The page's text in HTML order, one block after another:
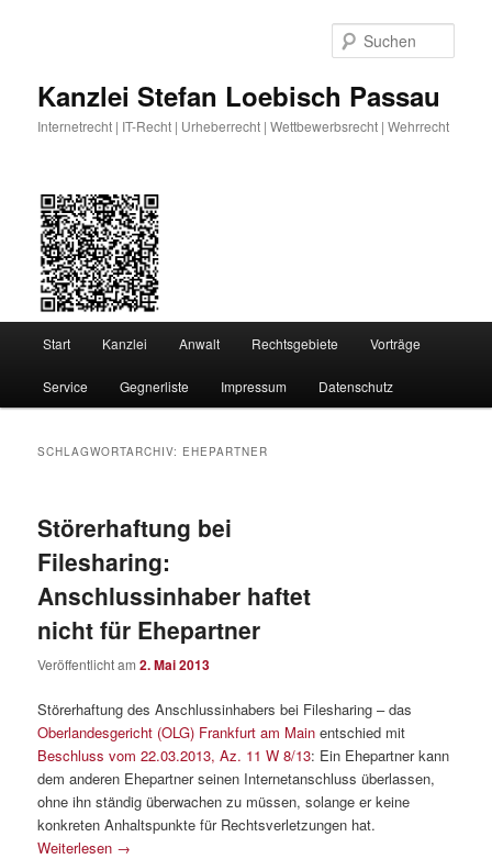
Kanzlei Stefan Loebisch Passau
Internetrecht | IT-Recht | Urheberrecht | Wettbewerbsrecht | Wehrrecht
Start Kanzlei Anwalt Rechtsgebiete Vorträge
Service Gegnerliste Impressum Datenschutz
SCHLAGWORTARCHIV: EHEPARTNER
Störerhaftung bei
Filesharing:
Anschlussinhaber haftet
nicht für Ehepartner
Veröffentlicht am2. Mai 2013
Störerhaftung des Anschlussinhabers bei Filesharing – das
Oberlandesgericht (OLG) Frankfurt am Main entschied mit
Beschluss vom 22.03.2013, Az. 11 W 8/13: Ein Ehepartner kann
dem anderen Ehepartner seinen Internetanschluss überlassen,
ohne ihn ständig überwachen zu müssen, solange er keine
konkreten Anhaltspunkte für Rechtsverletzungen hat.
Weiterlesen →